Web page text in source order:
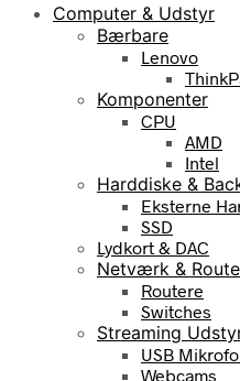
Computer & Udstyr
Bærbare
Lenovo
Komponenter
CPU
AMD
Intel
Harddiske &
Eksterne
SSD
Lydkort & DAC
Netværk &
Routere
Switches
Streaming
USB
Webcams